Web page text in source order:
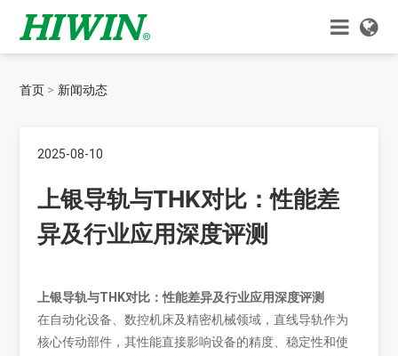
首页 新闻动态
2025-08-10
上银导轨与THK对比：性能差
异及行业应用深度评测
上银导轨与THK对比：性能差异及行业应用深度评测
在自动化设备、数控机床及精密机械领域，直线导轨作为
核心传动部件，其性能直接影响设备的精度、稳定性和使